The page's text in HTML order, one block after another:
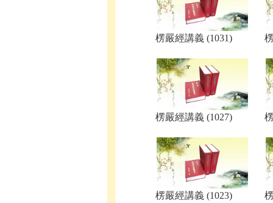
楞嚴經講義 (1031)
楞嚴經講義 (1027)
楞嚴經講義 (1023)